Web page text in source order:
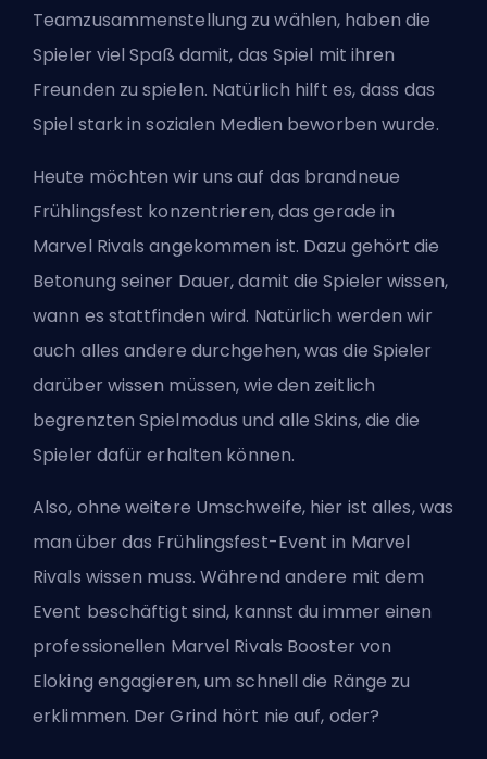
Teamzusammenstellung zu wählen, haben die
Spieler viel Spaß damit, das Spiel mit ihren
Freunden zu spielen. Natürlich hilft es, dass das
Spiel stark in sozialen Medien beworben wurde.
Heute möchten wir uns auf das brandneue
Frühlingsfest konzentrieren, das gerade in
Marvel Rivals angekommen ist. Dazu gehört die
Betonung seiner Dauer, damit die Spieler wissen,
wann es stattfinden wird. Natürlich werden wir
auch alles andere durchgehen, was die Spieler
darüber wissen müssen, wie den zeitlich
begrenzten Spielmodus und alle Skins, die die
Spieler dafür erhalten können.
Also, ohne weitere Umschweife, hier ist alles, was
man über das Frühlingsfest-Event in Marvel
Rivals wissen muss. Während andere mit dem
Event beschäftigt sind, kannst du immereinen
professionellen Marvel Rivals Booster von
Eloking engagieren, um schnell die Ränge zu
erklimmen. Der Grind hört nie auf, oder?